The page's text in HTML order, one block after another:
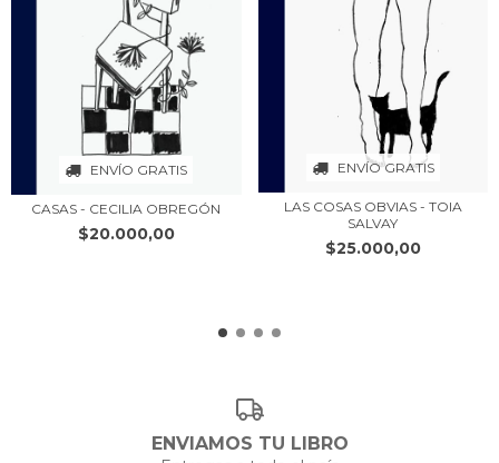
ENVÍO GRATIS
CASAS - CECILIA OBREGÓN
$20.000,00
ENVÍO GRATIS
LAS COSAS OBVIAS - TOIA
SALVAY
$25.000,00
ENVIAMOS TU LIBRO